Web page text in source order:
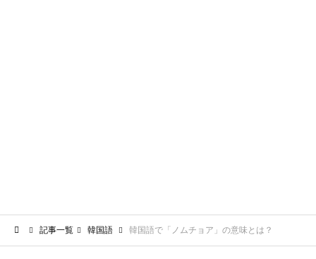
記事一覧 韓国語 韓国語で「ノムチョア」の意味とは？